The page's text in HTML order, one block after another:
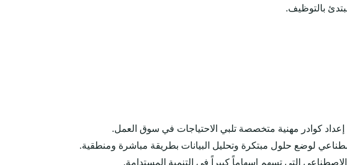
بالتوظيف.
كوادر مهنية متخصصة تلبي الاحتياجات في سوق العمل.
لوضع حلول مبتكرة وتحليل البيانات بطريقة مباشرة ومنطقية.
التي تسهم إسهاماً كبيراً في التنمية المستدامة.